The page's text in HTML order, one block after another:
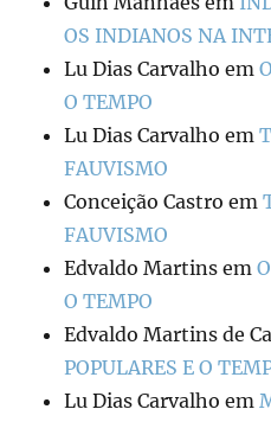
OS INDIANOS NA
Lu Dias Carvalho em
O TEMPO
Lu Dias Carvalho em
FAUVISMO
Conceição Castro em
FAUVISMO
Edvaldo Martins em
O TEMPO
Edvaldo Martins de
POPULARES E O
Lu Dias Carvalho em